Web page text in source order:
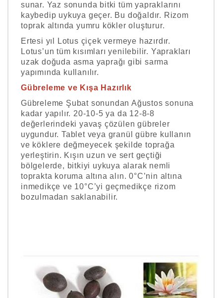
sunar. Yaz sonunda bitki tüm yapraklarını
kaybedip uykuya geçer. Bu doğaldır. Rizom
toprak altında yumru kökler oluşturur.
Ertesi yıl Lotus çiçek vermeye hazırdır.
Lotus’un tüm kısımları yenilebilir. Yaprakları
uzak doğuda asma yaprağı gibi sarma
yapımında kullanılır.
Gübreleme ve Kışa Hazırlık
Gübreleme Şubat sonundan Ağustos sonuna
kadar yapılır. 20-10-5 ya da 12-8-8
değerlerindeki yavaş çözülen gübreler
uygundur. Tablet veya granül gübre kullanın
ve köklere değmeyecek şekilde toprağa
yerleştirin. Kışın uzun ve sert geçtiği
bölgelerde, bitkiyi uykuya alarak nemli
toprakta koruma altına alın. 0°C’nin altına
inmedikçe ve 10°C’yi geçmedikçe rizom
bozulmadan saklanabilir.